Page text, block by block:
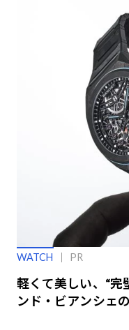
WATCH PR
軽くて美しい、“完
ンド・ビアンシェ